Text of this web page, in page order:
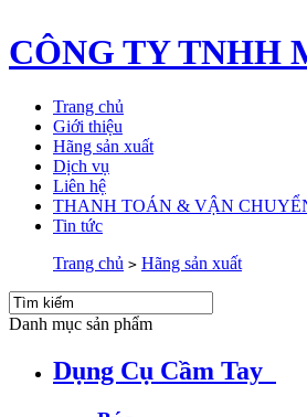
CÔNG TY TNHH
Trang chủ
Giới thiệu
Hãng sản xuất
Dịch vụ
Liên hệ
THANH TOÁN & VẬN
Tin tức
Trang chủ > Hãng sản xuất
Danh mục sản phẩm
Dụng Cụ Cầm Tay